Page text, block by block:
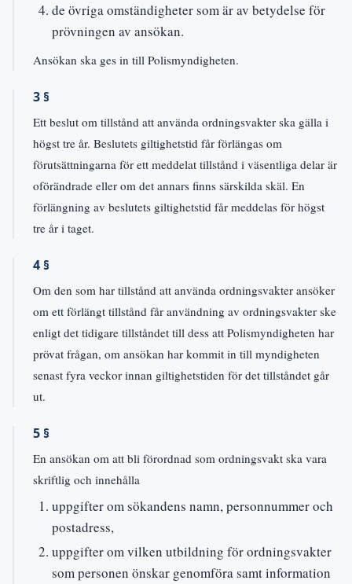
de övriga omständigheter som är av betydelse för
prövningen av ansökan.
Ansökan ska ges in till Polismyndigheten.
3 §
Ett beslut om tillstånd att använda ordningsvakter ska gälla i
högst tre år. Beslutets giltighetstid får förlängas om
förutsättningarna för ett meddelat tillstånd i väsentliga delar är
oförändrade eller om det annars finns särskilda skäl. En
förlängning av beslutets giltighetstid får meddelas för högst
tre år i taget.
4 §
Om den som har tillstånd att använda ordningsvakter ansöker
om ett förlängt tillstånd får användning av ordningsvakter ske
enligt det tidigare tillståndet till dess att Polismyndigheten har
prövat frågan, om ansökan har kommit in till myndigheten
senast fyra veckor innan giltighetstiden för det tillståndet går
ut.
5 §
En ansökan om att bli förordnad som ordningsvakt ska vara
skriftlig och innehålla
uppgifter om sökandens namn, personnummer och
postadress,
uppgifter om vilken utbildning för ordningsvakter
som personen önskar genomföra samt information